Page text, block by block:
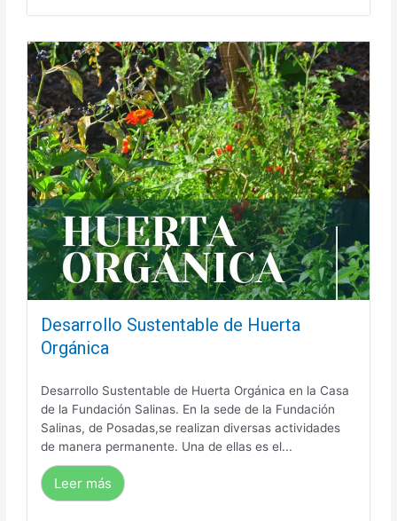
Desarrollo Sustentable de Huerta
Orgánica
Desarrollo Sustentable de Huerta Orgánica en la Casa
de la Fundación Salinas. En la sede de la Fundación
Salinas, de Posadas,se realizan diversas actividades
de manera permanente. Una de ellas es el...
Leer más